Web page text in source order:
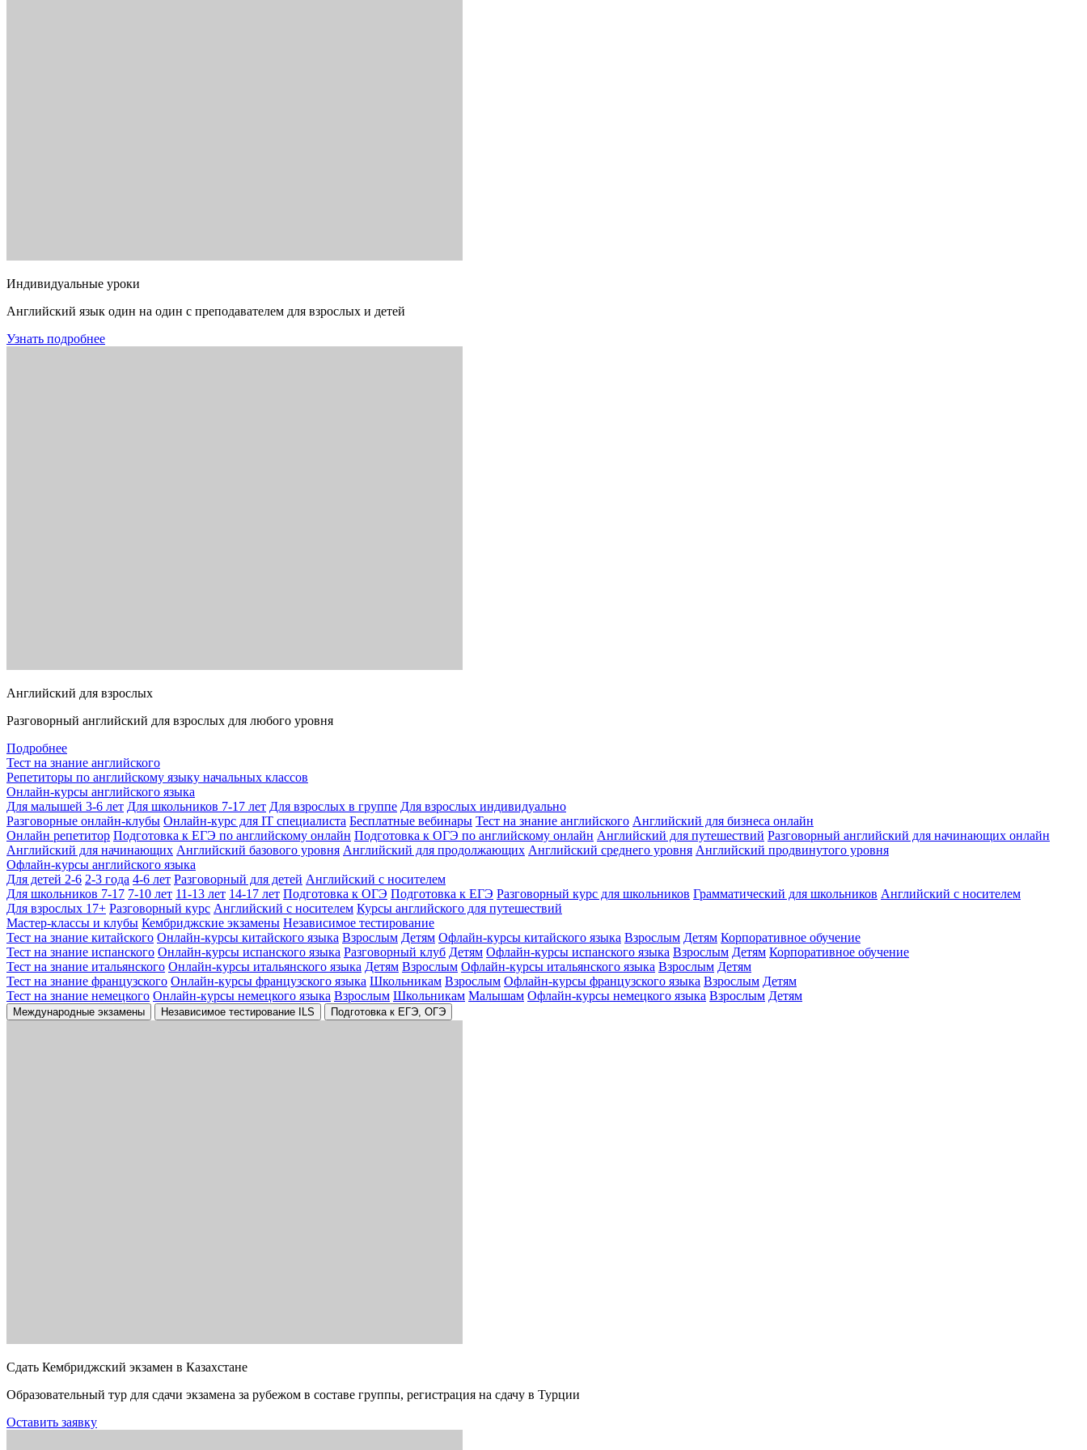
Индивидуальные уроки
Английский язык один на один с преподавателем для взрослых и детей
Узнать подробнее
Английский для взрослых
Разговорный английский для взрослых для любого уровня
Подробнее
Тест на знание английского
Репетиторы по английскому языку начальных классов
Онлайн-курсы английского языка
Для малышей 3-6 лет Для школьников 7-17 лет Для взрослых в группе Для взрослых индивидуально
Разговорные онлайн-клубы Онлайн-курс для IT специалиста Бесплатные вебинары Тест на знание английского Английский для бизнеса онлайн
Онлайн репетитор Подготовка к ЕГЭ по английскому онлайн Подготовка к ОГЭ по английскому онлайн Английский для путешествий Разговорный английский для начинающих онлайн
Английский для начинающих Английский базового уровня Английский для продолжающих Английский среднего уровня Английский продвинутого уровня
Офлайн-курсы английского языка
Для детей 2-6 2-3 года 4-6 лет Разговорный для детей Английский с носителем
Для школьников 7-17 7-10 лет 11-13 лет 14-17 лет Подготовка к ОГЭ Подготовка к ЕГЭ Разговорный курс для школьников Грамматический для школьников Английский с носителем
Для взрослых 17+ Разговорный курс Английский с носителем Курсы английского для путешествий
Мастер-классы и клубы Кембриджские экзамены Независимое тестирование
Тест на знание китайского Онлайн-курсы китайского языка Взрослым Детям Офлайн-курсы китайского языка Взрослым Детям Корпоративное обучение
Тест на знание испанского Онлайн-курсы испанского языка Разговорный клуб Детям Офлайн-курсы испанского языка Взрослым Детям Корпоративное обучение
Тест на знание итальянского Онлайн-курсы итальянского языка Детям Взрослым Офлайн-курсы итальянского языка Взрослым Детям
Тест на знание французского Онлайн-курсы французского языка Школьникам Взрослым Офлайн-курсы французского языка Взрослым Детям
Тест на знание немецкого Онлайн-курсы немецкого языка Взрослым Школьникам Малышам Офлайн-курсы немецкого языка Взрослым Детям
Международные экзамены Независимое тестирование ILS Подготовка к ЕГЭ, ОГЭ
Сдать Кембриджский экзамен в Казахстане
Образовательный тур для сдачи экзамена за рубежом в составе группы, регистрация на сдачу в Турции
Оставить заявку